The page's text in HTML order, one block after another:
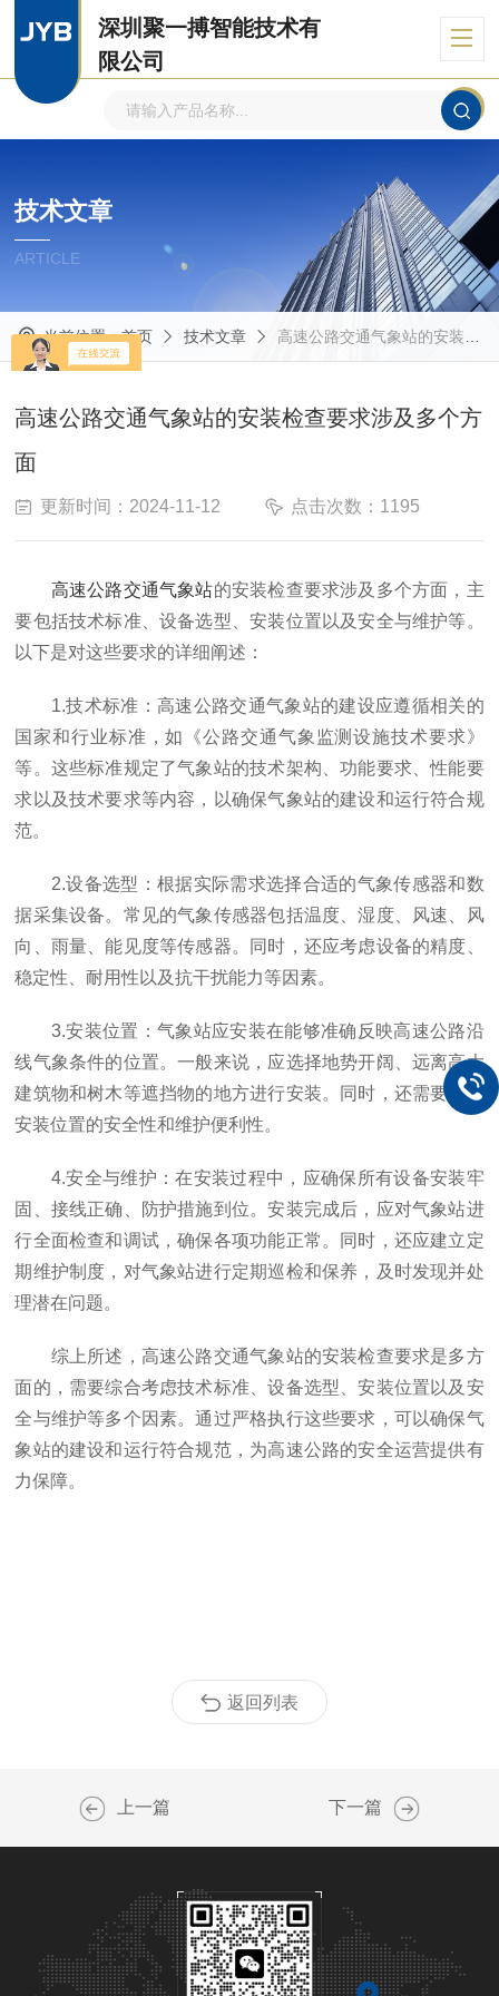
深圳聚一搏智能技术有
限公司
技术文章
ARTICLE
当前位置：首页 技术文章 高速公路交通气象站的安装检查要求涉及多个方面
高速公路交通气象站的安装检查要求涉及多个方
面
更新时间：2024-11-12 点击次数：1195
高速公路交通气象站的安装检查要求涉及多个方面，主
要包括技术标准、设备选型、安装位置以及安全与维护等。
以下是对这些要求的详细阐述：
1.技术标准：高速公路交通气象站的建设应遵循相关的
国家和行业标准，如《公路交通气象监测设施技术要求》
等。这些标准规定了气象站的技术架构、功能要求、性能要
求以及技术要求等内容，以确保气象站的建设和运行符合规
范。
2.设备选型：根据实际需求选择合适的气象传感器和数
据采集设备。常见的气象传感器包括温度、湿度、风速、风
向、雨量、能见度等传感器。同时，还应考虑设备的精度、
稳定性、耐用性以及抗干扰能力等因素。
3.安装位置：气象站应安装在能够准确反映高速公路沿
线气象条件的位置。一般来说，应选择地势开阔、远离高大
建筑物和树木等遮挡物的地方进行安装。同时，还需要考虑
安装位置的安全性和维护便利性。
4.安全与维护：在安装过程中，应确保所有设备安装牢
固、接线正确、防护措施到位。安装完成后，应对气象站进
行全面检查和调试，确保各项功能正常。同时，还应建立定
期维护制度，对气象站进行定期巡检和保养，及时发现并处
理潜在问题。
综上所述，高速公路交通气象站的安装检查要求是多方
面的，需要综合考虑技术标准、设备选型、安装位置以及安
全与维护等多个因素。通过严格执行这些要求，可以确保气
象站的建设和运行符合规范，为高速公路的安全运营提供有
力保障。
返回列表
上一篇 下一篇